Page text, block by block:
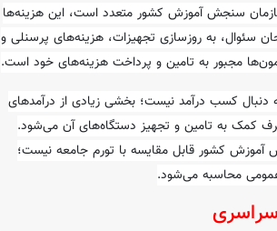
سنجش آموزش کشور متعدد است، این هزینه‌ها
سئوال، به روزسازی تجهیزات، هزینه‌های پرسنلی و
مجبور به تامین و پرداخت هزینه‌های خود است.
کسب درآمد نیست؛ بخشی زیادی از درآمدهای
کمک به تامین و تجهیز دستگاه‌های آن می‌شود.
آموزش کشور قابل مقایسه با تورم جامعه نیست؛
محاسبه می‌شود.
سراسری